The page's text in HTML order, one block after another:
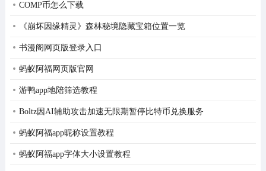
COMP币怎么下载
《崩坏因缘精灵》森林秘境隐藏宝箱位置一览
书漫阁网页版登录入口
蚂蚁阿福网页版官网
游鸭app地陪筛选教程
Boltz因AI辅助攻击加速无限期暂停比特币兑换服务
蚂蚁阿福app昵称设置教程
蚂蚁阿福app字体大小设置教程